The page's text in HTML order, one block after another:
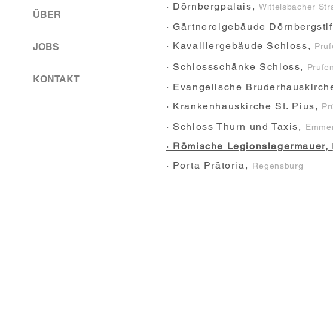
· Dörnbergpalais, Wittelsbacher
· Gärtnereigebäude
· Kavalliergebäude Schloss,
· Schlossschänke Schloss,
· Evangelische
· Krankenhauskirche St. Pius,
· Schloss Thurn und Taxis,
· Römische Legionslagermauer,
· Porta Prätoria, Regensburg
ÜBER
JOBS
KONTAKT